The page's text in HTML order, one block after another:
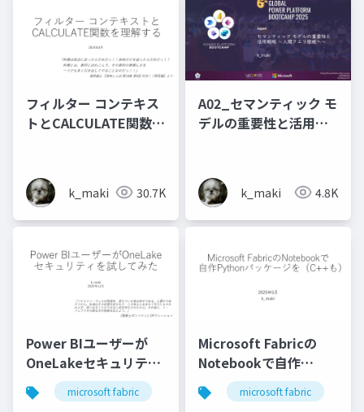
フィルター コンテキス
トとCALCULATE関数を
k_maki 30.7K
A02_セマンティック モ
デルの重要性と活用戦
k_maki 4.8K
Power BIユーザーが
OneLakeセキュリティ
を試してみたmicrosoft fabric power bi
Microsoft Fabricの
Notebookで自作
Pythonパッケージを
（C++も）
microsoft fabric